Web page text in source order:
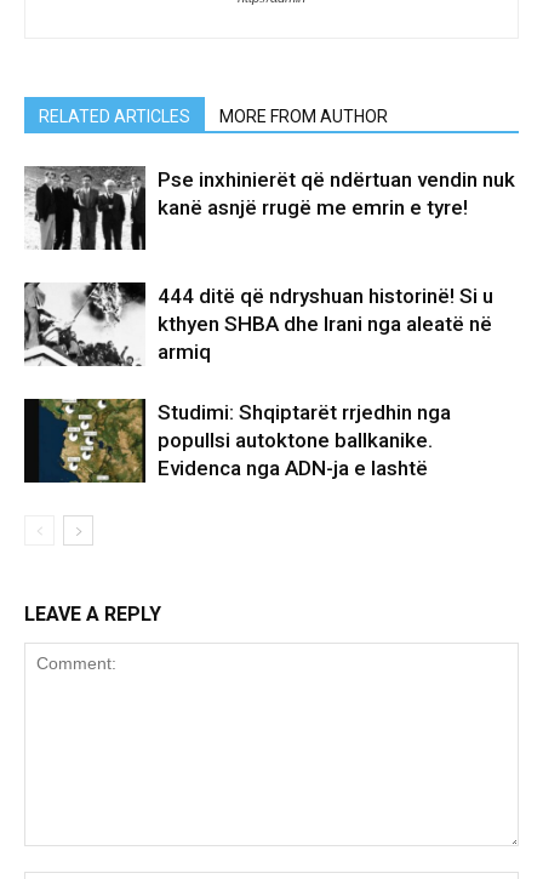
RELATED ARTICLES MORE FROM AUTHOR
Pse inxhinierët që ndërtuan vendin nuk
kanë asnjë rrugë me emrin e tyre!
444 ditë që ndryshuan historinë! Si u
kthyen SHBA dhe Irani nga aleatë në
armiq
Studimi: Shqiptarët rrjedhin nga
popullsi autoktone ballkanike.
Evidenca nga ADN-ja e lashtë
LEAVE A REPLY